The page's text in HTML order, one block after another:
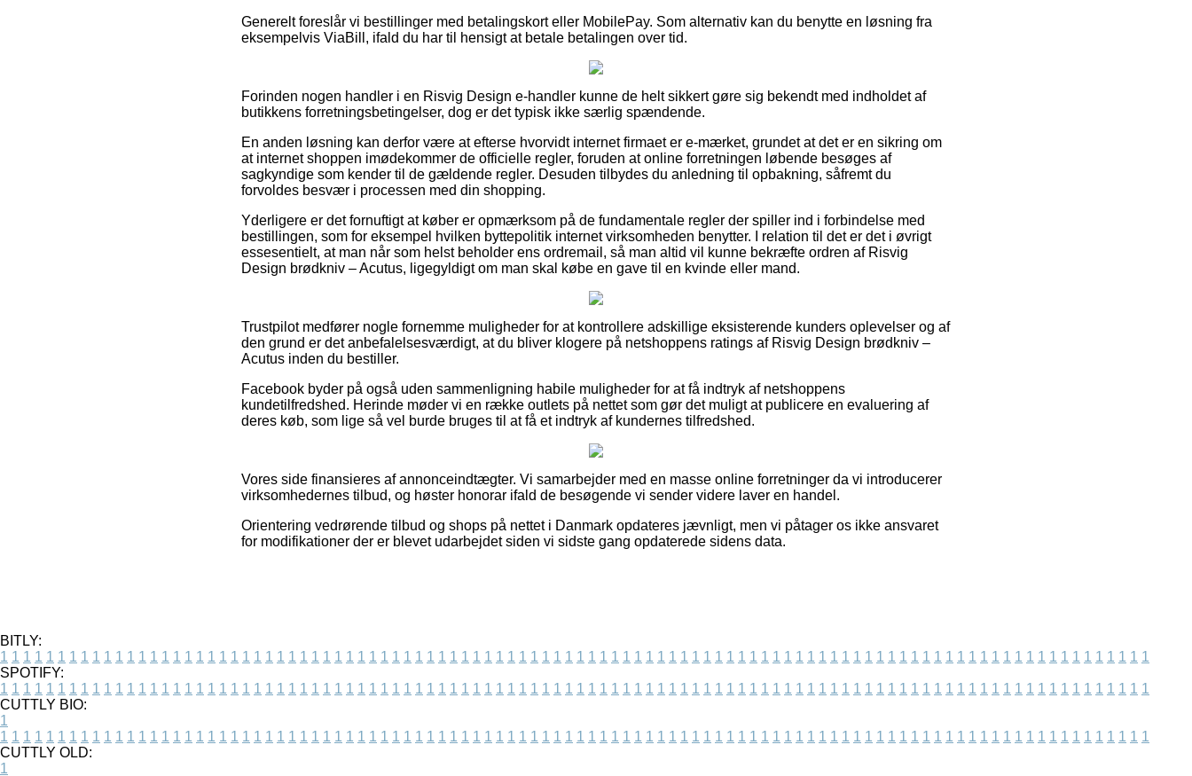
Generelt foreslår vi bestillinger med betalingskort eller MobilePay. Som alternativ kan du benytte en løsning fra
eksempelvis ViaBill, ifald du har til hensigt at betale betalingen over tid.
Forinden nogen handler i en Risvig Design e-handler kunne de helt sikkert gøre sig bekendt med indholdet af
butikkens forretningsbetingelser, dog er det typisk ikke særlig spændende.
En anden løsning kan derfor være at efterse hvorvidt internet firmaet er e-mærket, grundet at det er en sikring om
at internet shoppen imødekommer de officielle regler, foruden at online forretningen løbende besøges af
sagkyndige som kender til de gældende regler. Desuden tilbydes du anledning til opbakning, såfremt du
forvoldes besvær i processen med din shopping.
Yderligere er det fornuftigt at køber er opmærksom på de fundamentale regler der spiller ind i forbindelse med
bestillingen, som for eksempel hvilken byttepolitik internet virksomheden benytter. I relation til det er det i øvrigt
essesentielt, at man når som helst beholder ens ordremail, så man altid vil kunne bekræfte ordren af Risvig
Design brødkniv – Acutus, ligegyldigt om man skal købe en gave til en kvinde eller mand.
Trustpilot medfører nogle fornemme muligheder for at kontrollere adskillige eksisterende kunders oplevelser og af
den grund er det anbefalelsesværdigt, at du bliver klogere på netshoppens ratings af Risvig Design brødkniv –
Acutus inden du bestiller.
Facebook byder på også uden sammenligning habile muligheder for at få indtryk af netshoppens
kundetilfredshed. Herinde møder vi en række outlets på nettet som gør det muligt at publicere en evaluering af
deres køb, som lige så vel burde bruges til at få et indtryk af kundernes tilfredshed.
Vores side finansieres af annonceindtægter. Vi samarbejder med en masse online forretninger da vi introducerer
virksomhedernes tilbud, og høster honorar ifald de besøgende vi sender videre laver en handel.
Orientering vedrørende tilbud og shops på nettet i Danmark opdateres jævnligt, men vi påtager os ikke ansvaret
for modifikationer der er blevet udarbejdet siden vi sidste gang opdaterede sidens data.
BITLY:
1 1 1 1 1 1 1 1 1 1 1 1 1 1 1 1 1 1 1 1 1 1 1 1 1 1 1 1 1 1 1 1 1 1 1 1 1 1 1 1 1 1 1 1 1 1 1 1 1 1 1 1 1 1 1 1 1 1 1 1 1 1 1 1 1 1 1 1 1 1 1 1 1 1 1 1 1 1 1 1 1 1 1 1 1 1 1 1 1 1 1 1 1 1 1 1 1 1 1 1
SPOTIFY:
1 1 1 1 1 1 1 1 1 1 1 1 1 1 1 1 1 1 1 1 1 1 1 1 1 1 1 1 1 1 1 1 1 1 1 1 1 1 1 1 1 1 1 1 1 1 1 1 1 1 1 1 1 1 1 1 1 1 1 1 1 1 1 1 1 1 1 1 1 1 1 1 1 1 1 1 1 1 1 1 1 1 1 1 1 1 1 1 1 1 1 1 1 1 1 1 1 1 1 1
CUTTLY BIO:
1
1 1 1 1 1 1 1 1 1 1 1 1 1 1 1 1 1 1 1 1 1 1 1 1 1 1 1 1 1 1 1 1 1 1 1 1 1 1 1 1 1 1 1 1 1 1 1 1 1 1 1 1 1 1 1 1 1 1 1 1 1 1 1 1 1 1 1 1 1 1 1 1 1 1 1 1 1 1 1 1 1 1 1 1 1 1 1 1 1 1 1 1 1 1 1 1 1 1 1 1
CUTTLY OLD:
1